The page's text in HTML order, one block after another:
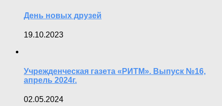
День новых друзей
19.10.2023
Учрежденческая газета «РИТМ». Выпуск №16,
апрель 2024г.
02.05.2024